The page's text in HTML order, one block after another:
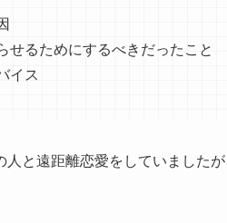
せるためにするべきだったこと
イス
と遠距離恋愛をしていましたが